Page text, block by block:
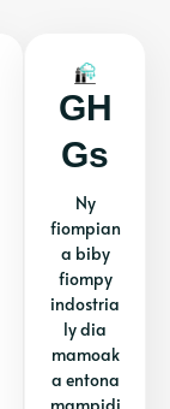
GH
Gs
Ny
fiompian
a biby
fiompy
indostria
ly dia
mamoak
a entona